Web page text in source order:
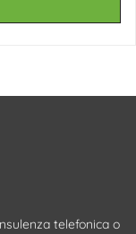
telefonica o